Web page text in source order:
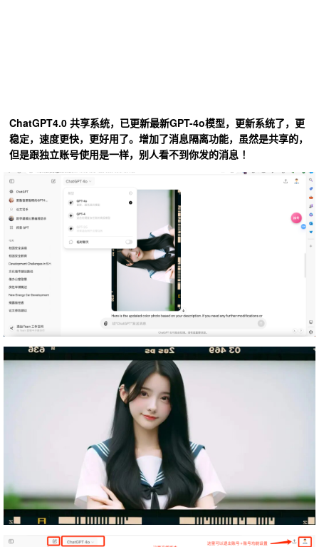
ChatGPT4.0 共享系统，已更新最新GPT-4o模型，更新系统了，更
稳定，速度更快，更好用了。增加了消息隔离功能，虽然是共享的，
但是跟独立账号使用是一样，别人看不到你发的消息 ！